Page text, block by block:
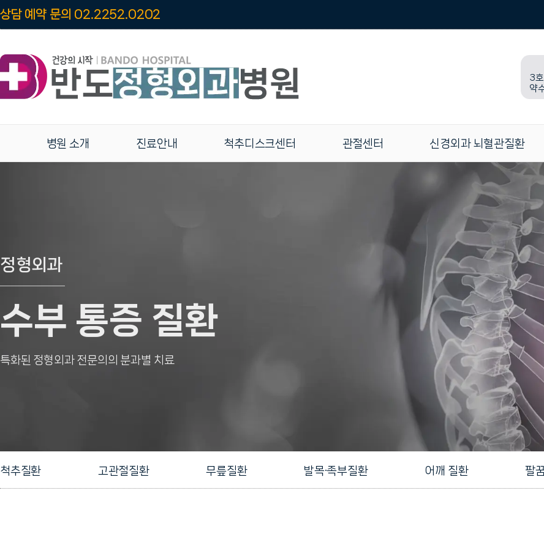
상담 예약 문의 02.2252.0202
3
약
병원 소개 진료안내 척추디스크센터 관절센터 신경외과 뇌혈관질환
정형외과
수부 통증 질환
특화된 정형외과 전문의의 분과별 치료
척추질환 고관절질환 무릎질환 발목·족부질환 어깨 질환 팔